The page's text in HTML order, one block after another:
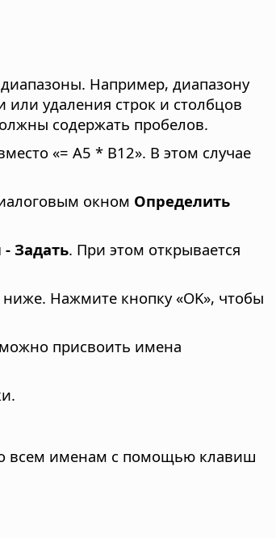
Например, диапазону
удаления строк и столбцов
содержать пробелов.
«= A5 * B12». В этом случае
окном Определить
Задать. При этом открывается
Нажмите кнопку «OK», чтобы
присвоить имена
всем именам с помощью клавиш